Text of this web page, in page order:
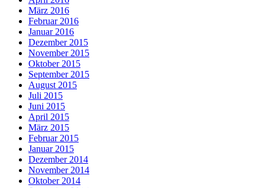
März 2016
Februar 2016
Januar 2016
Dezember 2015
November 2015
Oktober 2015
September 2015
August 2015
Juli 2015
Juni 2015
April 2015
März 2015
Februar 2015
Januar 2015
Dezember 2014
November 2014
Oktober 2014